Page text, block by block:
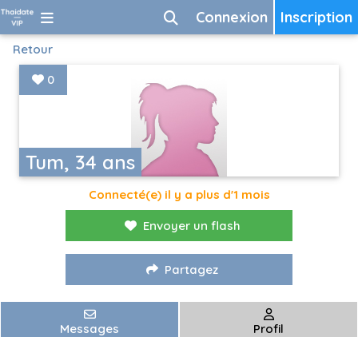
Inscription
Connexion
Retour
Tum, 34 ans
0
Connecté(e) il y a plus d'1 mois
Envoyer un flash
Partagez
Messages Profil